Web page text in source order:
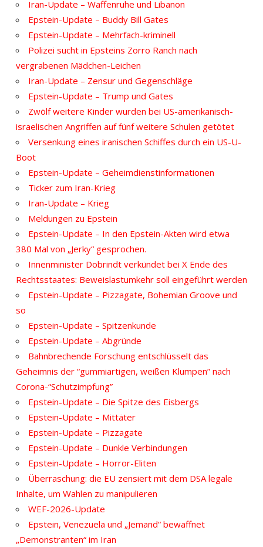
Iran-Update – Waffenruhe und Libanon
Epstein-Update – Buddy Bill Gates
Epstein-Update – Mehrfach-kriminell
Polizei sucht in Epsteins Zorro Ranch nach
vergrabenen Mädchen-Leichen
Iran-Update – Zensur und Gegenschläge
Epstein-Update – Trump und Gates
Zwölf weitere Kinder wurden bei US-amerikanisch-
israelischen Angriffen auf fünf weitere Schulen getötet
Versenkung eines iranischen Schiffes durch ein US-U-
Boot
Epstein-Update – Geheimdienstinformationen
Ticker zum Iran-Krieg
Iran-Update – Krieg
Meldungen zu Epstein
Epstein-Update – In den Epstein-Akten wird etwa
380 Mal von „Jerky“ gesprochen.
Innenminister Dobrindt verkündet bei X Ende des
Rechtsstaates: Beweislastumkehr soll eingeführt werden
Epstein-Update – Pizzagate, Bohemian Groove und
so
Epstein-Update – Spitzenkunde
Epstein-Update – Abgründe
Bahnbrechende Forschung entschlüsselt das
Geheimnis der “gummiartigen, weißen Klumpen” nach
Corona-“Schutzimpfung”
Epstein-Update – Die Spitze des Eisbergs
Epstein-Update – Mittäter
Epstein-Update – Pizzagate
Epstein-Update – Dunkle Verbindungen
Epstein-Update – Horror-Eliten
Überraschung: die EU zensiert mit dem DSA legale
Inhalte, um Wahlen zu manipulieren
WEF-2026-Update
Epstein, Venezuela und „Jemand“ bewaffnet
„Demonstranten“ im Iran